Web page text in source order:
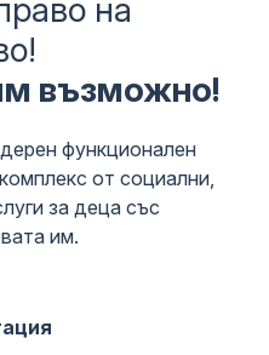
на
възможно!
функционален
от социални,
за деца със
им.